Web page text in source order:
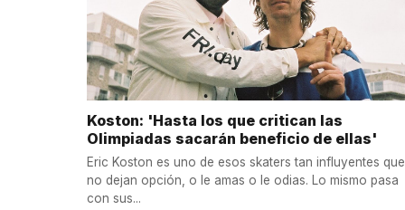
Koston: 'Hasta los que critican las
Olimpiadas sacarán beneficio de ellas'
Eric Koston es uno de esos skaters tan influyentes que
no dejan opción, o le amas o le odias. Lo mismo pasa
con sus...